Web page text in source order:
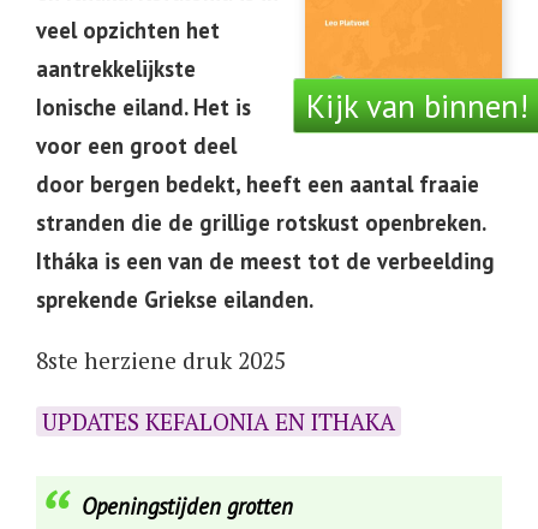
Kijk van binnen!
veel opzichten het
aantrekkelijkste
Ionische eiland. Het is
voor een groot deel
door bergen bedekt, heeft een aantal fraaie
stranden die de grillige rotskust openbreken.
Itháka is een van de meest tot de verbeelding
sprekende Griekse eilanden.
8ste herziene druk 2025
UPDATES KEFALONIA EN ITHAKA
Openingstijden grotten